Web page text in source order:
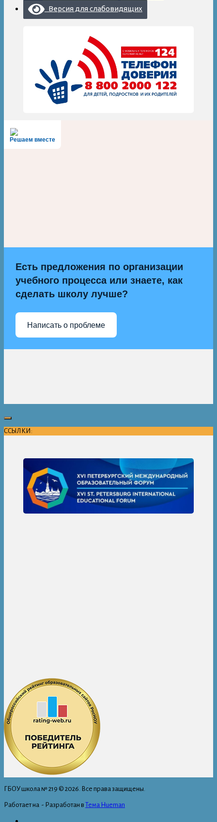
Версия для слабовидящих
Решаем вместе
Есть предложения по организации
учебного процесса или знаете, как
сделать школу лучше?
Написать о проблеме
ССЫЛКИ:
ГБОУ школа № 219 © 2026. Все права защищены.
Работает на - Разработан в Тема Hueman